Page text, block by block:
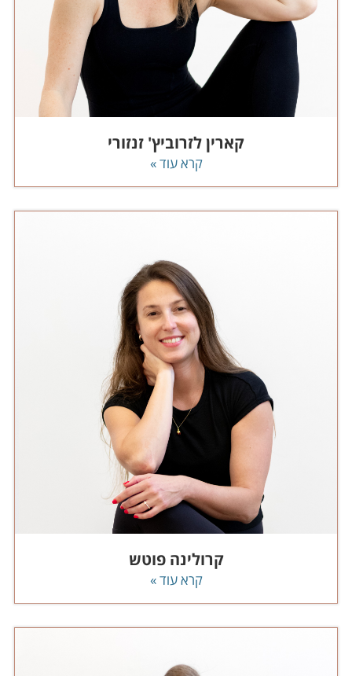
קארין לזרוביץ' זנזורי
קרא עוד »
קרולינה פוטש
קרא עוד »